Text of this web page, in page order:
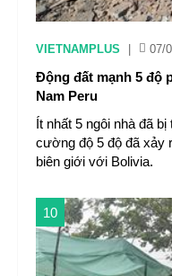
VIETNAMPLUS 07/
Động đất mạnh 5 độ
Nam Peru
Ít nhất 5 ngôi nhà đã
cường độ 5 độ đã xảy
biên giới với Bolivia.
10